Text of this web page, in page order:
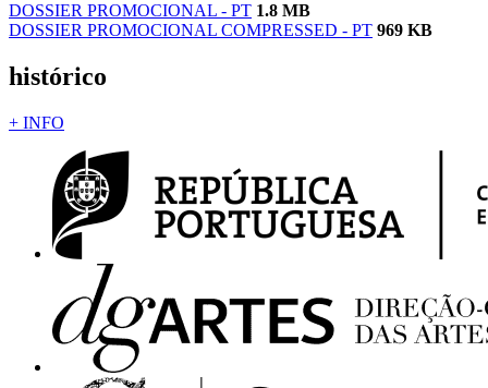
DOSSIER PROMOCIONAL - PT 1.8 MB
DOSSIER PROMOCIONAL COMPRESSED - PT 969 KB
histórico
+ INFO